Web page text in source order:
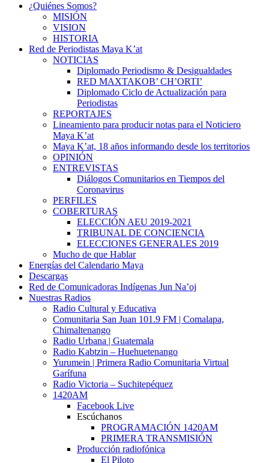
¿Quiénes Somos?
MISIÓN
VISION
HISTORIA
Red de Periodistas Maya K’at
NOTICIAS
Diplomado Periodismo & Desigualdades
RED MAXTAKOB’ CH’ORTI’
Diplomado Ciclo de Actualización para
Periodistas
REPORTAJES
Lineamiento para producir notas para el Noticiero
Maya K’at
Maya K’at, 18 años informando desde los territorios
OPINIÓN
ENTREVISTAS
Diálogos Comunitarios en Tiempos del
Coronavirus
PERFILES
COBERTURAS
ELECCIÓN AEU 2019-2021
TRIBUNAL DE CONCIENCIA
ELECCIONES GENERALES 2019
Mucho de que Hablar
Energías del Calendario Maya
Descargas
Red de Comunicadoras Indígenas Jun Na’oj
Nuestras Radios
Radio Cultural y Educativa
Comunitaria San Juan 101.9 FM | Comalapa,
Chimaltenango
Radio Urbana | Guatemala
Radio Kabtzin – Huehuetenango
Yurumein | Primera Radio Comunitaria Virtual
Garífuna
Radio Victoria – Suchitepéquez
1420AM
Facebook Live
Escúchanos
PROGRAMACIÓN 1420AM
PRIMERA TRANSMISIÓN
Producción radiofónica
El Piloto